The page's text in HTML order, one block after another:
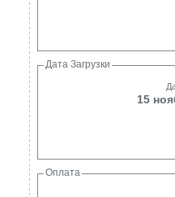
Дата Загрузки
15
Оплата